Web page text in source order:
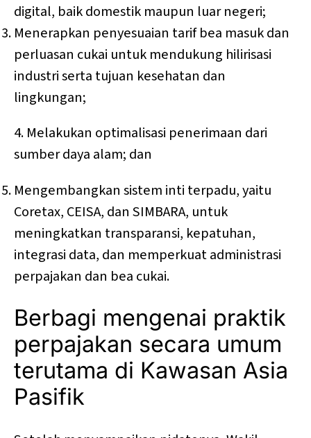
digital, baik domestik maupun luar negeri;
Menerapkan penyesuaian tarif bea masuk dan
perluasan cukai untuk mendukung hilirisasi
industri serta tujuan kesehatan dan
lingkungan;
4. Melakukan optimalisasi penerimaan dari
sumber daya alam; dan
Mengembangkan sistem inti terpadu, yaitu
Coretax, CEISA, dan SIMBARA, untuk
meningkatkan transparansi, kepatuhan,
integrasi data, dan memperkuat administrasi
perpajakan dan bea cukai.
Berbagi mengenai praktik
perpajakan secara umum
terutama di Kawasan Asia
Pasifik